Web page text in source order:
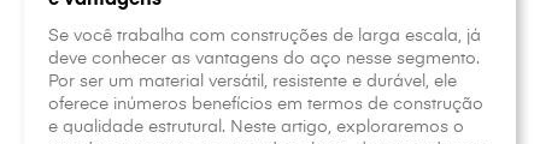
Se você trabalha com construções de larga escala, já
deve conhecer as vantagens do aço nesse segmento.
Por ser um material versátil, resistente e durável, ele
oferece inúmeros benefícios em termos de construção
e qualidade estrutural. Neste artigo, exploraremos o